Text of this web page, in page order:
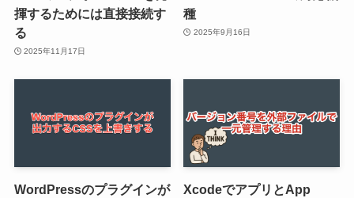
揮するためには直接接続す
る
2025年11月17日
種
2025年9月16日
WordPressのプラグインが
XcodeでアプリとApp